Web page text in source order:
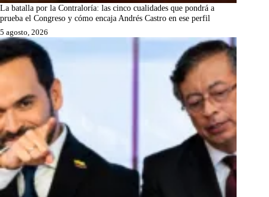
La batalla por la Contraloría: las cinco cualidades que pondrá a
prueba el Congreso y cómo encaja Andrés Castro en ese perfil
5 agosto, 2026